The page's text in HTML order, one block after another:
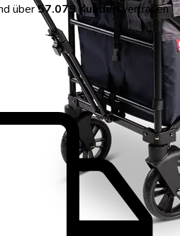
über57.079 Kunden vertrauen